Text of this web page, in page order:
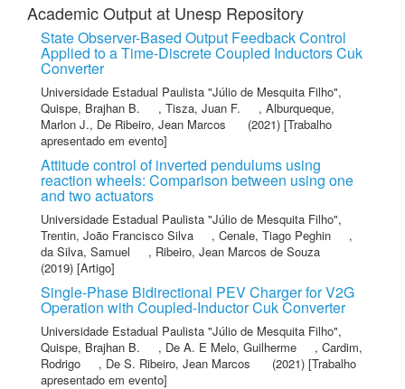
Academic Output at Unesp Repository
State Observer-Based Output Feedback Control
Applied to a Time-Discrete Coupled Inductors Cuk
Converter
Universidade Estadual Paulista "Júlio de Mesquita Filho",
Quispe, Brajhan B.
, Tisza, Juan F. , Alburqueque,
Marlon J., De Ribeiro, Jean Marcos
(2021) [Trabalho
apresentado em evento]
Attitude control of inverted pendulums using
reaction wheels: Comparison between using one
and two actuators
Universidade Estadual Paulista "Júlio de Mesquita Filho",
Trentin, João Francisco Silva
, Cenale, Tiago Peghin
,
da Silva, Samuel
, Ribeiro, Jean Marcos de Souza
(2019) [Artigo]
Single-Phase Bidirectional PEV Charger for V2G
Operation with Coupled-Inductor Cuk Converter
Universidade Estadual Paulista "Júlio de Mesquita Filho",
Quispe, Brajhan B.
, De A. E Melo, Guilherme , Cardim,
Rodrigo
, De S. Ribeiro, Jean Marcos
(2021) [Trabalho
apresentado em evento]